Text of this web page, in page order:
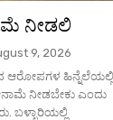
ನೀಡಲಿ
9, 2026
ಆರೋಪಗಳ ಹಿನ್ನೆಲೆಯಲ್ಲಿ
ನೀಡಬೇಕು ಎಂದು
ಬಳ್ಳಾರಿಯಲ್ಲಿ